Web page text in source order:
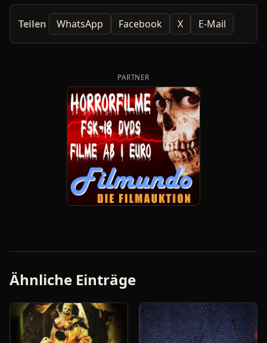
Teilen WhatsApp Facebook X E-Mail
PARTNER
Ähnliche Einträge